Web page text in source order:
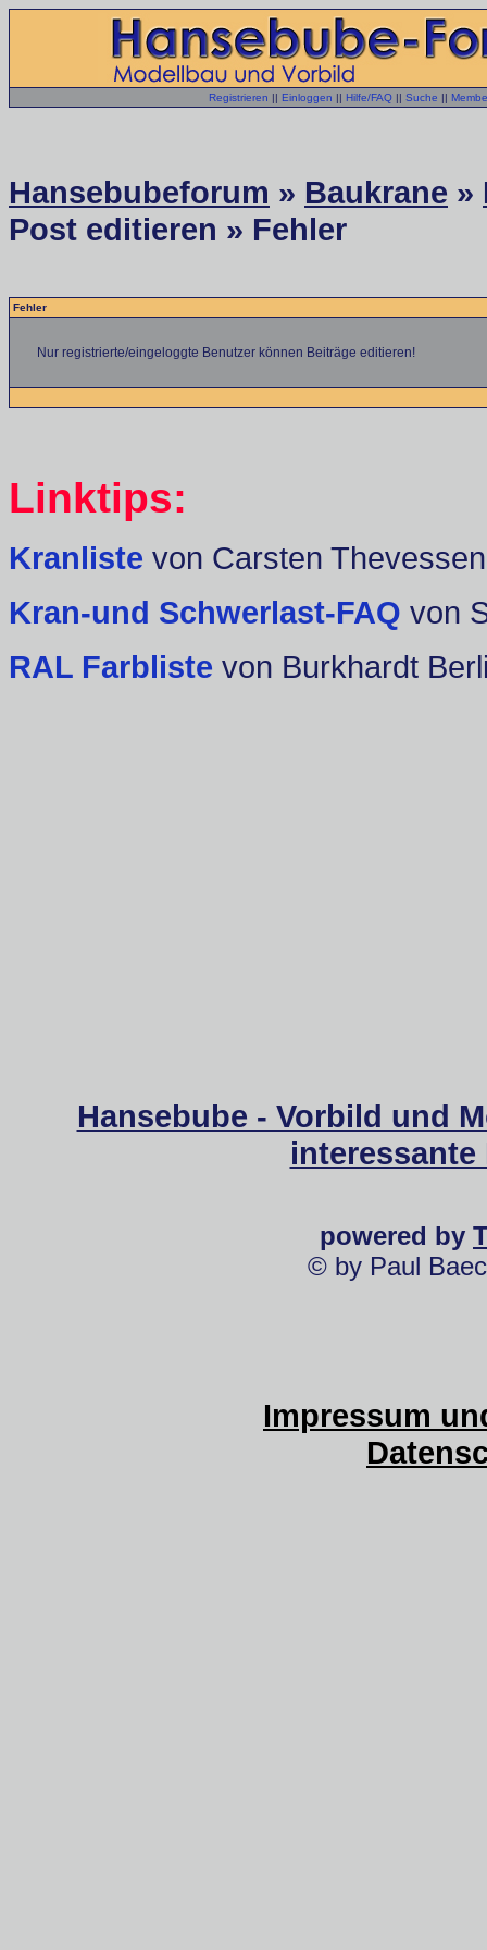
Registrieren || Einloggen || Hilfe/FAQ || Suche ||
Hansebubeforum » Baukrane »
Post editieren » Fehler
Fehler
Nur registrierte/eingeloggte Benutzer können Beiträge editieren!
Linktips:
Kranliste von Carsten Thevessen
Kran-und Schwerlast-FAQ von
RAL Farbliste von Burkhardt
Hansebube - Vorbild und
powered by
© by Paul
Impressum